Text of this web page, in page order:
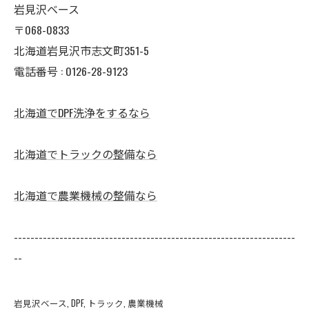
岩見沢ベース
〒068-0833
北海道岩見沢市志文町351-5
電話番号 : 0126-28-9123
北海道でDPF洗浄をするなら
北海道でトラックの整備なら
北海道で農業機械の整備なら
--------------------------------------------------------------------
--
岩見沢ベース DPF トラック 農業機械